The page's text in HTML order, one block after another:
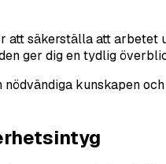
att säkerställa att
ger dig en tydlig
kunskapen